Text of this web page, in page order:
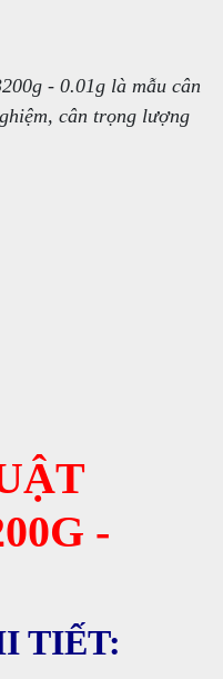
- 0.01g là mẫu cân
cân trọng lượng
-
TIẾT: